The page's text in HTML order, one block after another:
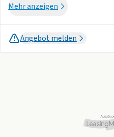
Stabilitätsprogramm (ESP)
Collision Assist, kamera- und
Assistent inkl. Cross Traffic
Tempolimit-Anzeige, 360 Grad
Mehr anzeigen
Angebot melden